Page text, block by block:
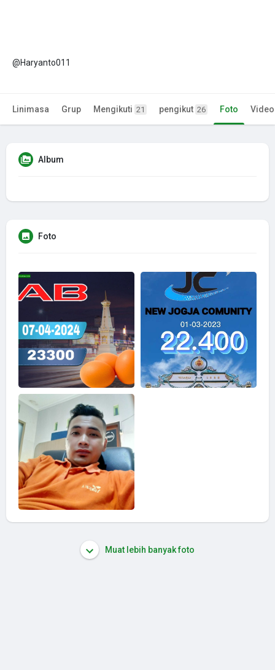
@Haryanto011
Linimasa Grup Mengikuti 21 pengikut 26 Foto Video
Album
Foto
Muat lebih banyak foto